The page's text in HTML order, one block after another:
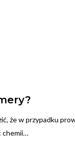
że w przypadku
chemii…